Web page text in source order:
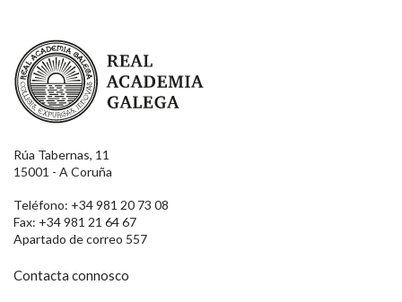
Real Academia Galega
Rúa Tabernas, 11
15001 - A Coruña
Teléfono: +34 981 20 73 08
Fax: +34 981 21 64 67
Apartado de correo 557
Contacta connosco